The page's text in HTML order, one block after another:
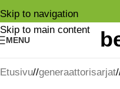
Skip to navigation
Skip to main content
MENU
Etusivu/ generaattorisarjat/